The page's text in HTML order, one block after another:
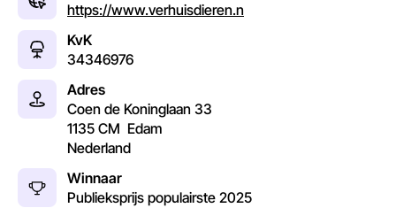
https://www.verhuisdieren.n
KvK
34346976
Adres
Coen de Koninglaan 33
1135 CM Edam
Nederland
Winnaar
Publieksprijs populairste 2025